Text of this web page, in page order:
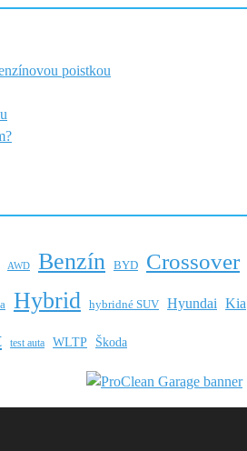
poistkou
AWD Benzín BYD Crossover
Hybrid hybridné SUV Hyundai Kia
test auta WLTP Škoda